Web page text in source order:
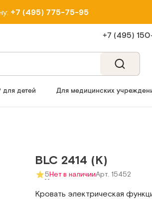
+7 (495) 775-75-95
+7 (495)
детей Для медицинских
BLC 2414 (K)
5Нет в наличииАрт. 15452
Кровать электрическая